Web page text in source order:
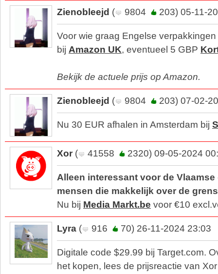
Zienobleejd ( 9804 203) 05-11-
Voor wie graag Engelse
bij Amazon UK, eventueel 5 GBP
Bekijk de actuele prijs op Amazon.
Zienobleejd ( 9804 203) 07-02-
Nu 30 EUR afhalen in Amsterdam bij
Xor ( 41558 2320) 09-05-2024
Alleen interessant voor de
mensen die makkelijk over de
Nu bij Media Markt.be voor €10
Lyra ( 916 70) 26-11-2024 23:03
Digitale code $29.99 bij Target.com.
het kopen, lees de prijsreactie van